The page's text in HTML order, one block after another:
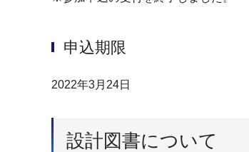
申込期限
2022年3月24日
設計図書について